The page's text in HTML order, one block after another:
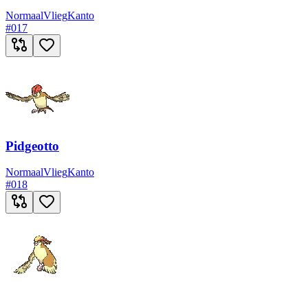
NormaalVliegKanto
#017
Pidgeotto
NormaalVliegKanto
#018